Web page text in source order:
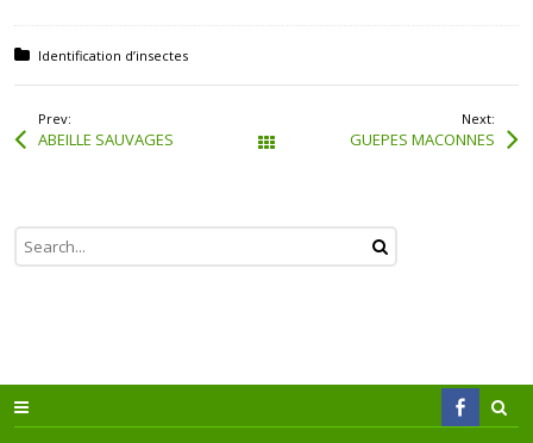
Posted in:
Identification d’insectes
Prev:
ABEILLE SAUVAGES Tous les articles
Next:
GUEPES MACONNES